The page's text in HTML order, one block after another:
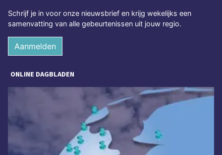
Schrijf je in voor onze nieuwsbrief en krijg wekelijks een
samenvatting van alle gebeurtenissen uit jouw regio.
Aanmelden
ONLINE DAGBLADEN